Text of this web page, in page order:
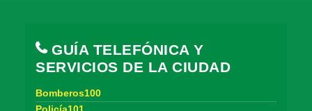
GUÍA TELEFÓNICA Y
SERVICIOS DE LA CIUDAD
Bomberos100